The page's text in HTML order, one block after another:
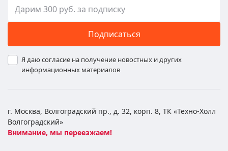
Подписаться
Я даю согласие на получение новостных и других
информационных материалов
г. Москва, Волгоградский пр., д. 32, корп. 8, ТК «Техно-Холл
Волгоградский»
Внимание, мы переезжаем!